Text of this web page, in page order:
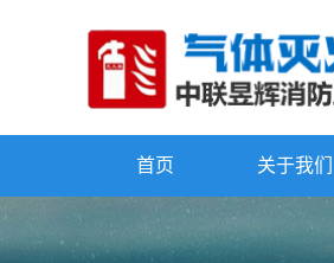
首页 关于我们